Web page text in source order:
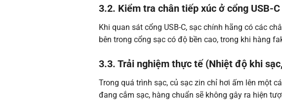
3.2. Kiểm tra chân tiếp xúc ở cổng USB-C
Khi quan sát cổng USB-C, sạc chính hãng có các
bên trong cổng sạc có độ bền cao, trong khi hàng
3.3. Trải nghiệm thực tế (Nhiệt độ khi
Trong quá trình sạc, củ sạc zin chỉ hơi ấm lên một
đang cắm sạc, hàng chuẩn sẽ không gây ra hiện